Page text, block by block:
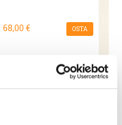
68,00 € OSTA